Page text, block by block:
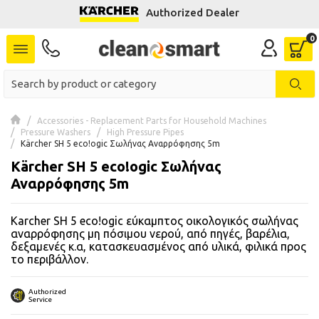
Authorized Dealer
Accessories - Replacement Parts for Household Machines
Pressure Washers
High Pressure Pipes
Kärcher SH 5 eco!ogic Σωλήνας Αναρρόφησης 5m
Kärcher SH 5 eco!ogic Σωλήνας
Αναρρόφησης 5m
Karcher SH 5 eco!ogic εύκαμπτος οικολογικός σωλήνας
αναρρόφησης μη πόσιμου νερού, από πηγές, βαρέλια,
δεξαμενές κ.α, κατασκευασμένος από υλικά, φιλικά προς
το περιβάλλον.
Authorized
Service